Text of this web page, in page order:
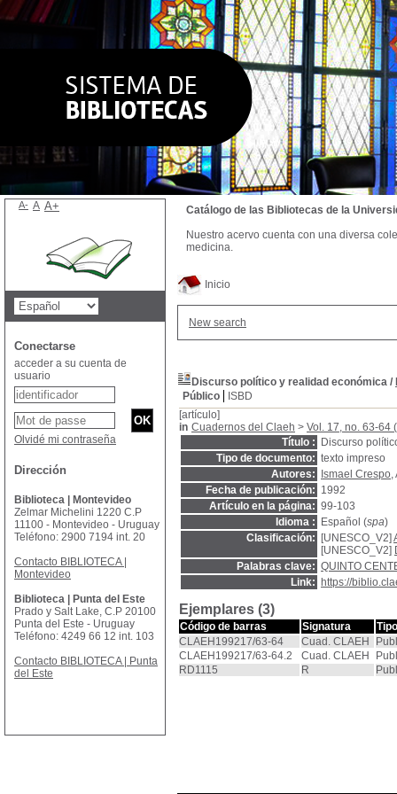
Inicio
New search
Discurso político y realidad económica /
Público
ISBD
[artículo]
in Cuadernos del Claeh > Vol. 17, no. 63-64
Título :
Discurso
Tipo de documento: texto impreso
Autores:
Ismael Crespo,
Fecha de publicación: 1992
Artículo en la página: 99-103
Idioma :
Español (spa)
Clasificación:
[UNESCO_V2]
[UNESCO_V2]
Palabras clave: QUINTO
Link:
https://
Ejemplares (3)
Código de barras Signatura
CLAEH199217/63-64
Cuad. CLAEH
CLAEH199217/63-64.2
Cuad. CLAEH
RD1115
R
Catálogo de las Bibliotecas de la
Nuestro acervo cuenta con una diversa
medicina.
A- A A+
Conectarse
acceder a su cuenta de
usuario
Olvidé mi contraseña
Dirección
Biblioteca | Montevideo
Zelmar Michelini 1220 C.P
11100 - Montevideo - Uruguay
Teléfono: 2900 7194 int. 20
Contacto BIBLIOTECA |
Montevideo
Biblioteca | Punta del Este
Prado y Salt Lake, C.P 20100
Punta del Este - Uruguay
Teléfono: 4249 66 12 int. 103
Contacto BIBLIOTECA | Punta
del Este